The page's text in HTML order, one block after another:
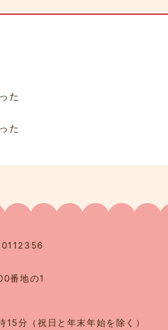
た
た
番地の1
分（祝日と年末年始を除く）